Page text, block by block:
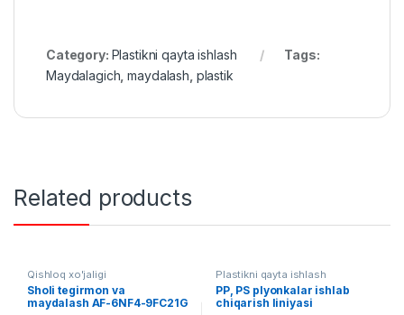
Category: Plastikni qayta ishlash
Tags:
Maydalagich ,maydalash plastik
Related products
Qishloq xo'jaligi
Sholi tegirmon va
maydalash AF-6NF4-9FC21G
Plastikni qayta ishlash
PP, PS plyonkalar ishlab
chiqarish liniyasi